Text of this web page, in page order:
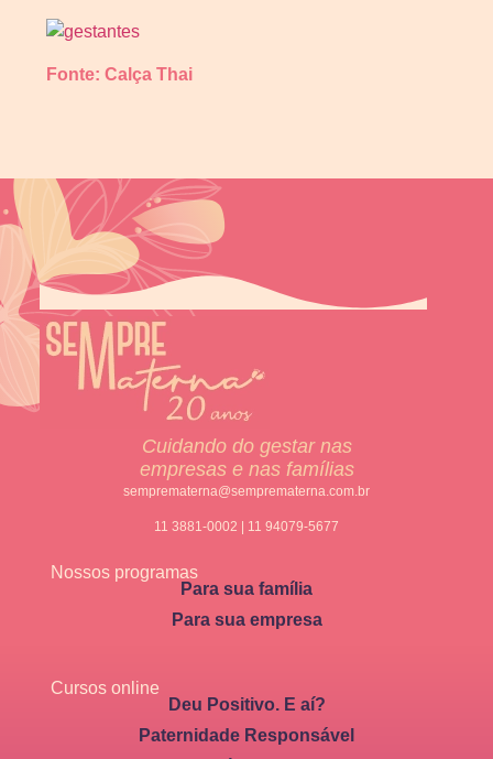
Fonte: Calça Thai
Cuidando do gestar nas
empresas e nas famílias
semprematerna@semprematerna.com.br
11 3881-0002 | 11 94079-5677
Nossos programas
Para sua família
Para sua empresa
Cursos online
Deu Positivo. E aí?
Paternidade Responsável